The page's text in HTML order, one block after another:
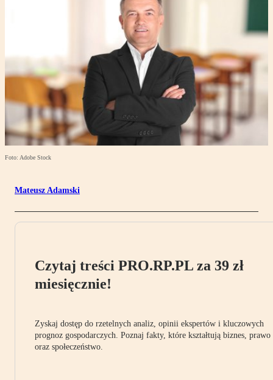
Foto: Adobe Stock
Mateusz Adamski
Czytaj treści PRO.RP.PL za 39 zł
miesięcznie!
Zyskaj dostęp do rzetelnych analiz, opinii ekspertów i kluczowych
prognoz gospodarczych. Poznaj fakty, które kształtują biznes, prawo
oraz społeczeństwo.